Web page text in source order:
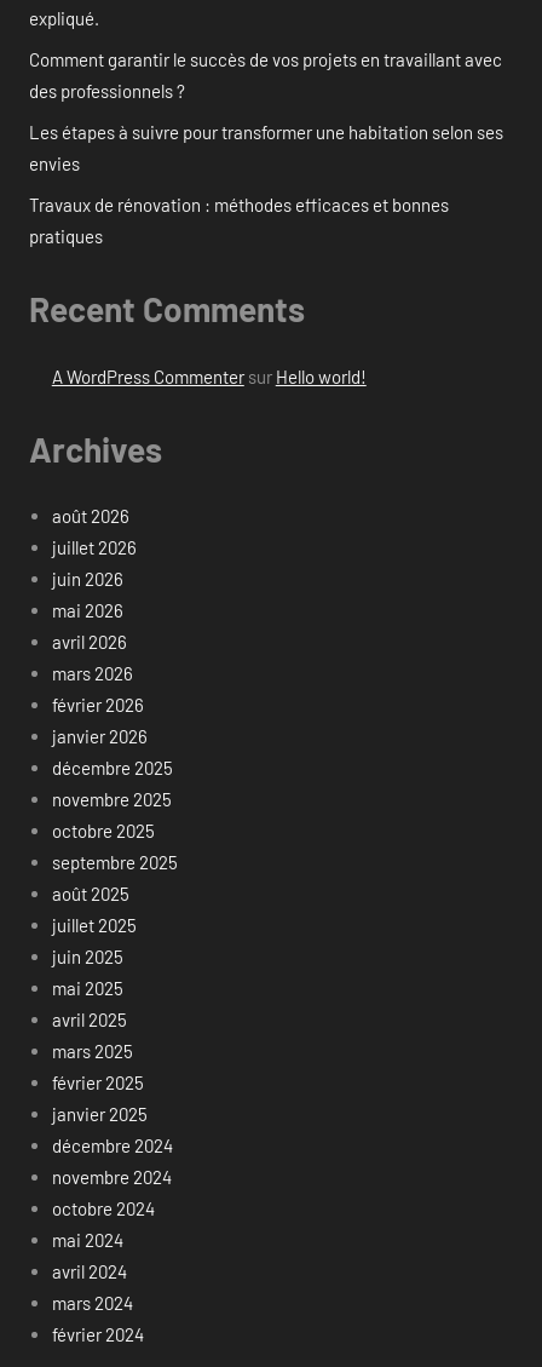
expliqué.
Comment garantir le succès de vos projets en travaillant avec
des professionnels ?
Les étapes à suivre pour transformer une habitation selon ses
envies
Travaux de rénovation : méthodes efficaces et bonnes
pratiques
Recent Comments
A WordPress Commentersur Hello world!
Archives
août 2026
juillet 2026
juin 2026
mai 2026
avril 2026
mars 2026
février 2026
janvier 2026
décembre 2025
novembre 2025
octobre 2025
septembre 2025
août 2025
juillet 2025
juin 2025
mai 2025
avril 2025
mars 2025
février 2025
janvier 2025
décembre 2024
novembre 2024
octobre 2024
mai 2024
avril 2024
mars 2024
février 2024